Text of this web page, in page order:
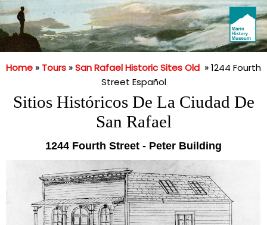
Home» Tours»San Rafael Historic Sites Old »1244 Fourth
Street Español
Sitios Históricos De La Ciudad De
San Rafael
1244 Fourth Street - Peter Building